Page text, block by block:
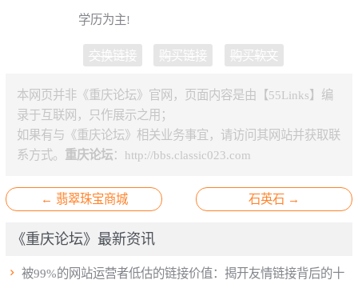
学历为主!
交换链接 购买链接 购买软文
本网页并非《重庆论坛》官网，页面内容是由【55Links】编
录于互联网，只作展示之用；
如果有与《重庆论坛》相关业务事宜，请访问其网站并获取联
系方式。 重庆论坛： http://bbs.classic023.com
← 翡翠珠宝商城 石英石 →
《重庆论坛》最新资讯
 被99%的网站运营者低估的链接价值：揭开友情链接背后的十